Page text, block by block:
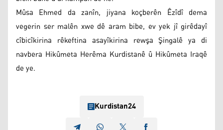
Mûsa Ehmed da zanîn, jiyana koçberên Êzîdî dema
vegerin ser malên xwe dê aram bibe, ev yek jî girêdayî
cîbicîkirina rêkeftina asayîkirina rewşa Şingalê ya di
navbera Hikûmeta Herêma Kurdistanê û Hikûmeta Iraqê
de ye.
Kurdistan24